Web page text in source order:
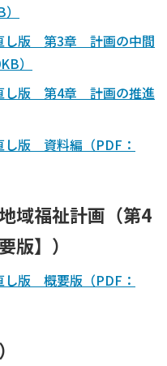
し版 第3章 計画の中間
）
し版 第4章 計画の推進
し版 資料編（PDF：
域福祉計画（第4
版】）
し版 概要版（PDF：